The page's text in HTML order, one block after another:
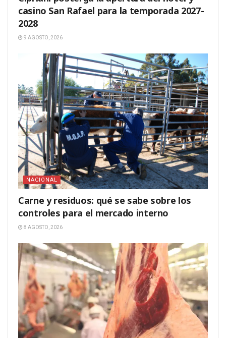
casino San Rafael para la temporada 2027-
2028
9 AGOSTO, 2026
NACIONAL
Carne y residuos: qué se sabe sobre los
controles para el mercado interno
8 AGOSTO, 2026